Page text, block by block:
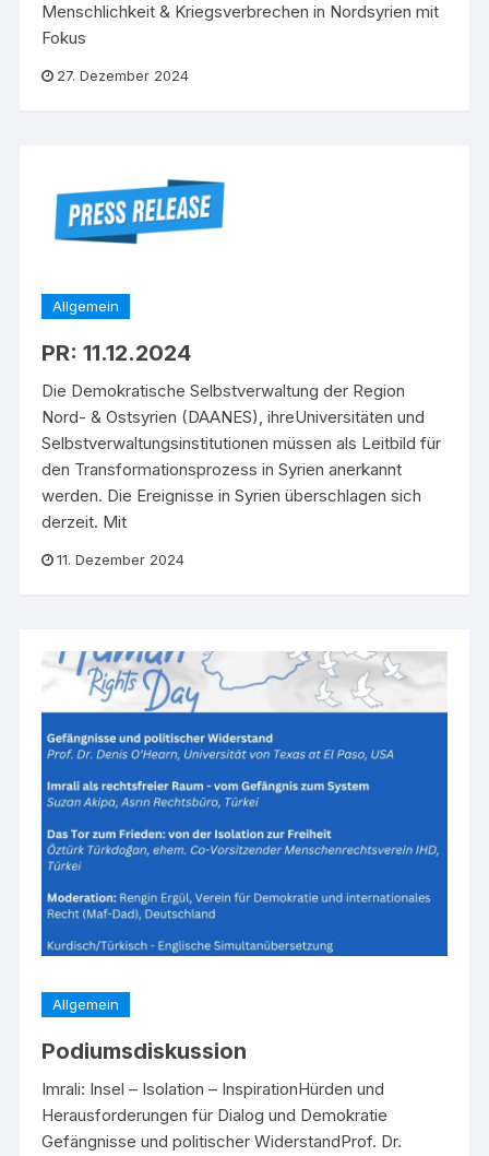
Menschlichkeit & Kriegsverbrechen in Nordsyrien mit
Fokus
27. Dezember 2024
Allgemein
PR: 11.12.2024
Die Demokratische Selbstverwaltung der Region
Nord- & Ostsyrien (DAANES), ihreUniversitäten und
Selbstverwaltungsinstitutionen müssen als Leitbild für
den Transformationsprozess in Syrien anerkannt
werden. Die Ereignisse in Syrien überschlagen sich
derzeit. Mit
11. Dezember 2024
Allgemein
Podiumsdiskussion
Imrali: Insel – Isolation – InspirationHürden und
Herausforderungen für Dialog und Demokratie
Gefängnisse und politischer WiderstandProf. Dr.